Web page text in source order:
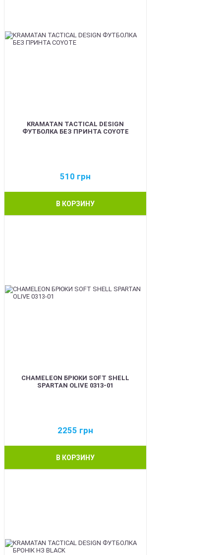
KRAMATAN TACTICAL DESIGN
ФУТБОЛКА БЕЗ ПРИНТА COYOTE
510 грн
В КОРЗИНУ
CHAMELEON БРЮКИ SOFT SHELL
SPARTAN OLIVE 0313-01
2255 грн
В КОРЗИНУ